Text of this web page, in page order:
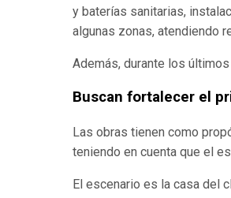
y baterías sanitarias,
algunas zonas, atendiendo
Además, durante los
Buscan fortalecer el
Las obras tienen como
teniendo en cuenta que el
El escenario es la casa del